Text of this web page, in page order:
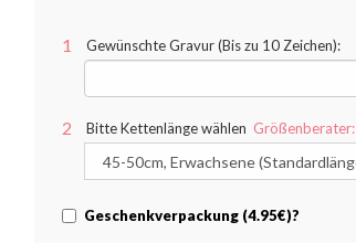
Gewünschte Gravur (Bis zu 10 Zeichen):
Bitte Kettenlänge wählen Größenberater:
Geschenkverpackung (4.95€)?